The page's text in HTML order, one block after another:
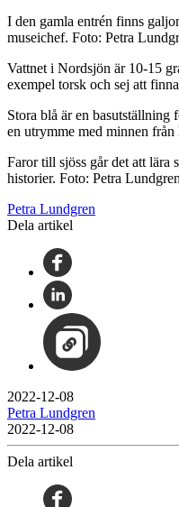
I den gamla entrén finns
museichef. Foto: Petra
Vattnet i Nordsjön är 10-15
exempel torsk och sej att
Stora blå är en
en utrymme med minnen
Faror till sjöss går det att lära
historier. Foto: Petra Lundgren
Petra Lundgren
Dela artikel
2022-12-08
Petra Lundgren
2022-12-08
Dela artikel